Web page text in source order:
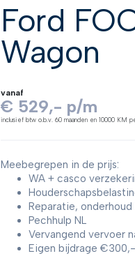
Ford
Wagon
vanaf
€ 529,- p/m
inclusief btw o.b.v. 60 maanden en 10000 KM
Meebegrepen in de prijs:
WA + casco
Reparatie,
Pechhulp NL
Vervangend vervoer
Eigen bijdrage €300,-